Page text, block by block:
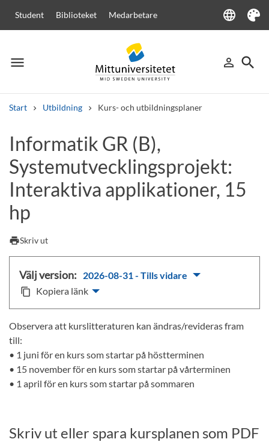
Student Biblioteket Medarbetare language
Language
Tema
menu
Meny person_outline
Logga in
search
Sök
Start Utbildning Kurs- och utbildningsplaner
Andra söktjänster
Kurser och programKursplaner Välkomstbrev Personal
Lediga jobb
Informatik GR (B),
Systemutvecklingsprojekt:
Interaktiva applikationer, 15
hp
printSkriv ut
Välj version: 2026-08-31 - Tills vidare
content_copy Kopiera länk
Observera att kurslitteraturen kan ändras/revideras fram
till:
• 1 juni för en kurs som startar på höstterminen
• 15 november för en kurs som startar på vårterminen
• 1 april för en kurs som startar på sommaren
Skriv ut eller spara kursplanen som PDF